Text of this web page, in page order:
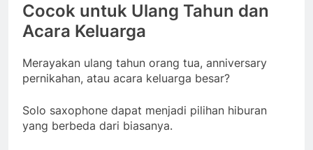
Cocok untuk Ulang Tahun dan
Acara Keluarga
Merayakan ulang tahun orang tua, anniversary
pernikahan, atau acara keluarga besar?
Solo saxophone dapat menjadi pilihan hiburan
yang berbeda dari biasanya.